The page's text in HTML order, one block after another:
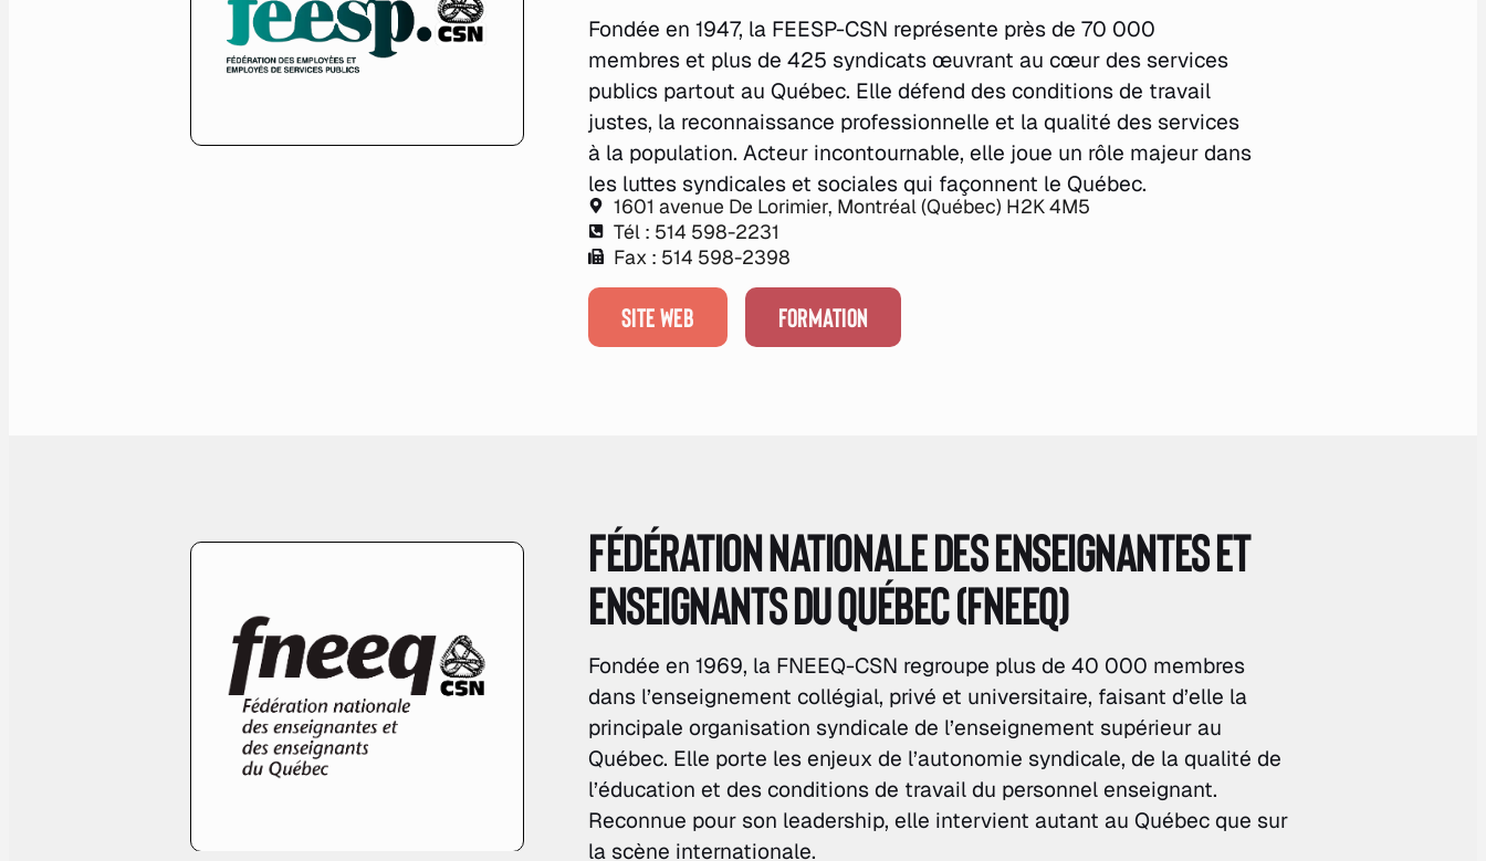
Fondée en 1947, la FEESP-CSN représente près de 70 000
membres et plus de 425 syndicats œuvrant au cœur des services
publics partout au Québec. Elle défend des conditions de travail
justes, la reconnaissance professionnelle et la qualité des services
à la population. Acteur incontournable, elle joue un rôle majeur dans
les luttes syndicales et sociales qui façonnent le Québec.
1601 avenue De Lorimier, Montréal (Québec) H2K 4M5
Tél : 514 598-2231
Fax : 514 598-2398
SITE WEB FORMATION
Fédération nationale des enseignantes et
enseignants du Québec (FNEEQ)
Fondée en 1969, la FNEEQ-CSN regroupe plus de 40 000 membres
dans l’enseignement collégial, privé et universitaire, faisant d’elle la
principale organisation syndicale de l’enseignement supérieur au
Québec. Elle porte les enjeux de l’autonomie syndicale, de la qualité de
l’éducation et des conditions de travail du personnel enseignant.
Reconnue pour son leadership, elle intervient autant au Québec que sur
la scène internationale.